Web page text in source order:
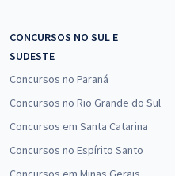
CONCURSOS NO SUL E
SUDESTE
Concursos no Paraná
Concursos no Rio Grande do Sul
Concursos em Santa Catarina
Concursos no Espírito Santo